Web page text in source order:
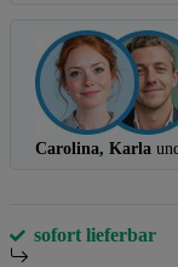
Carolina, Karla
sofort lieferbar